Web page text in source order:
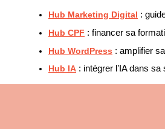
Hub Marketing Digital :
Hub CPF : financer sa
Hub WordPress : amplifier
Hub IA : intégrer l’IA dans sa